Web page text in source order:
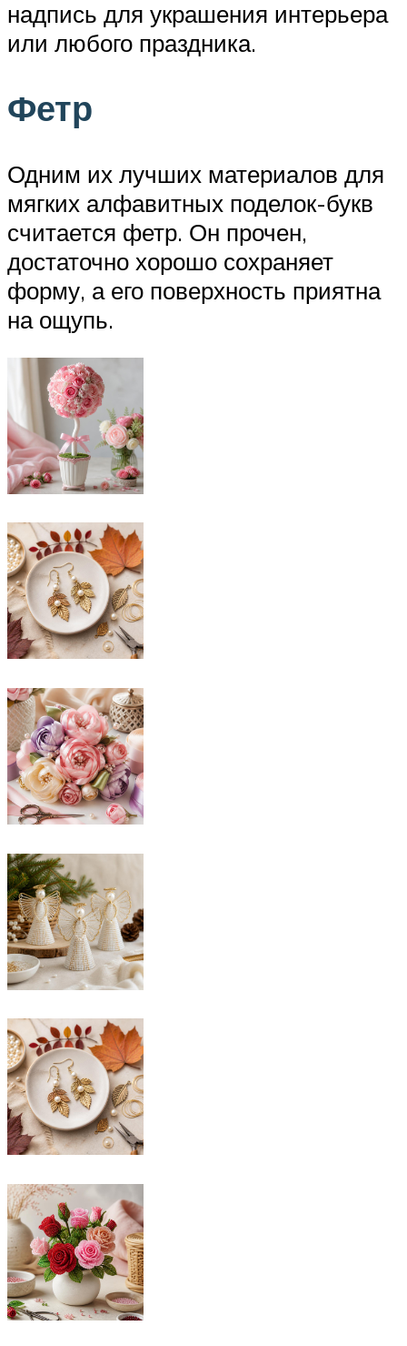
надпись для украшения интерьера
или любого праздника.
Фетр
Одним их лучших материалов для
мягких алфавитных поделок-букв
считается фетр. Он прочен,
достаточно хорошо сохраняет
форму, а его поверхность приятна
на ощупь.